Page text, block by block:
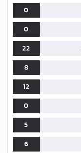
0
0
22
8
12
0
5
6